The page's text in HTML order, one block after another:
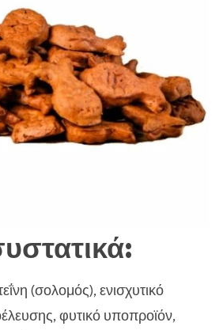
(σολομός), ενισχυτικό
φυτικό υποπροϊόν,